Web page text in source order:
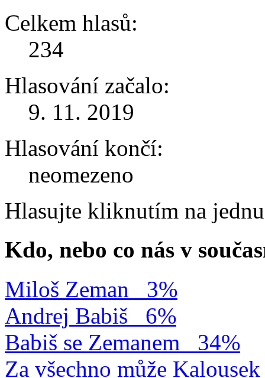
Celkem hlasů:
234
Hlasování začalo:
9. 11. 2019
Hlasování končí:
neomezeno
Hlasujte kliknutím na
Kdo, nebo co nás v
Miloš Zeman
3%
Andrej Babiš
6%
Babiš se Zemanem
34%
Za všechno může Kalousek